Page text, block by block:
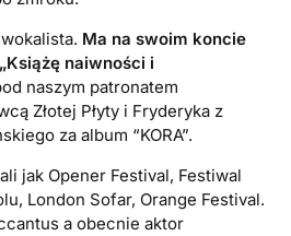
Ma na swoim koncie
naiwności i
naszym patronatem
Złotej Płyty i Fryderyka z
za album “KORA”.
jak Opener Festival, Festiwal
London Sofar, Orange Festival.
a obecnie aktor